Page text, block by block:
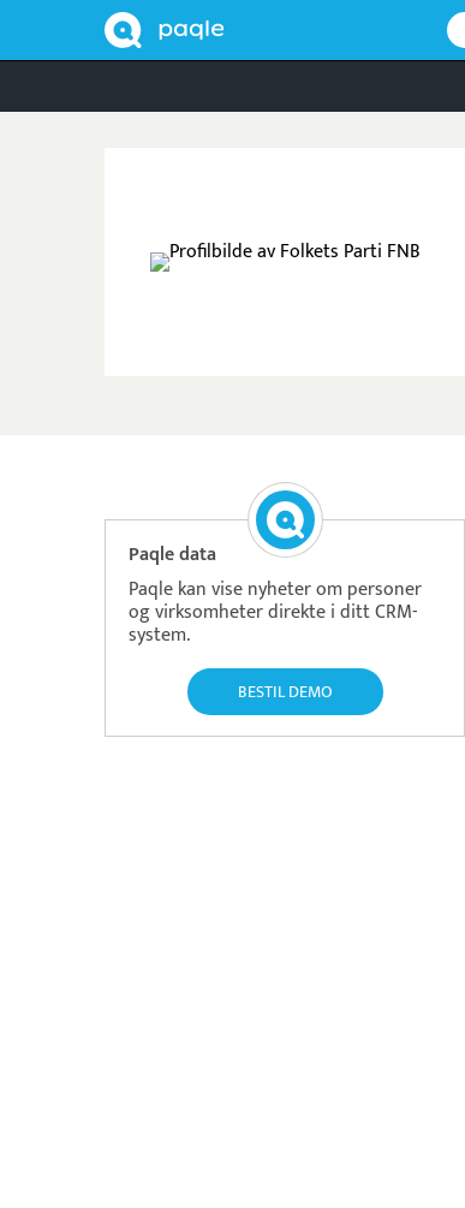
Paqle data
Paqle kan vise nyheter om personer
og virksomheter direkte i ditt CRM-
system.
BESTIL DEMO